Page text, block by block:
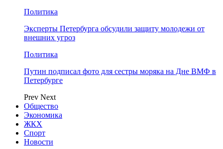
Политика
Эксперты Петербурга обсудили защиту молодежи от
внешних угроз
Политика
Путин подписал фото для сестры моряка на Дне ВМФ в
Петербурге
Prev Next
Общество
Экономика
ЖКХ
Спорт
Новости